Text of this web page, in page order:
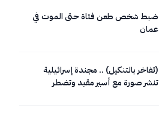
ضبط شخص طعن فتاة حتى الموت في
عمان
(تفاخر بالتنكيل) .. مجندة إسرائيلية
تنشر صورة مع أسير مقيد وتضطر